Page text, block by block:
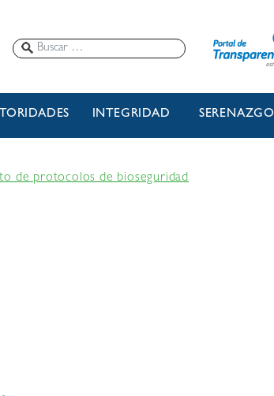
INTEGRIDAD SERENAZGO
de protocolos de bioseguridad